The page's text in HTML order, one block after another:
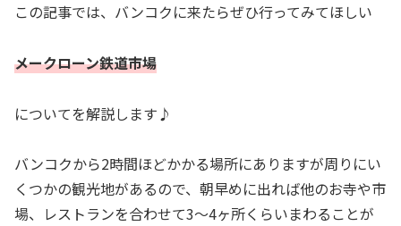
この記事では、バンコクに来たらぜひ行ってみてほしい
メークローン鉄道市場
についてを解説します♪
バンコクから2時間ほどかかる場所にありますが周りにい
くつかの観光地があるので、朝早めに出れば他のお寺や市
場、レストランを合わせて3〜4ヶ所くらいまわることが